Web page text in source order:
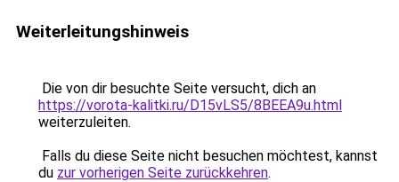
Weiterleitungshinweis
Die von dir besuchte Seite versucht, dich an
https://vorota-kalitki.ru/D15vLS5/8BEEA9u.html
weiterzuleiten.
Falls du diese Seite nicht besuchen möchtest, kannst
du zur vorherigen Seite zurückkehren.